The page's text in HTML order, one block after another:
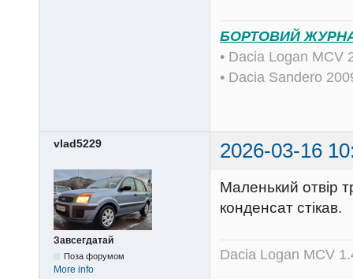
БОРТОВИЙ
• Dacia Logan
• Dacia Sandero
vlad5229 2026-03-16
Завсегдатай
Поза форумом
More info
Маленький отвір
конденсат стікав.
Dacia Logan MCV